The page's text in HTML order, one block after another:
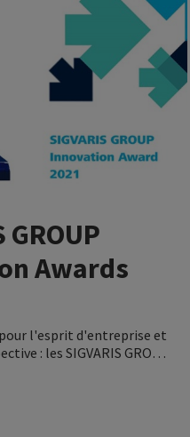
GROUP
Awards
l'esprit d'entreprise et
: les SIGVARIS GROUP